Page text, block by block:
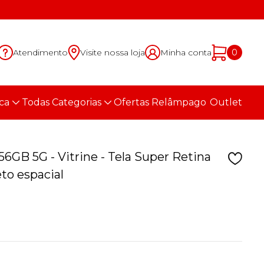
Atendimento Visite nossa loja Minha conta 0
Todas Categorias Ofertas Relâmpago Outlet
5G - Vitrine - Tela Super Retina
espacial